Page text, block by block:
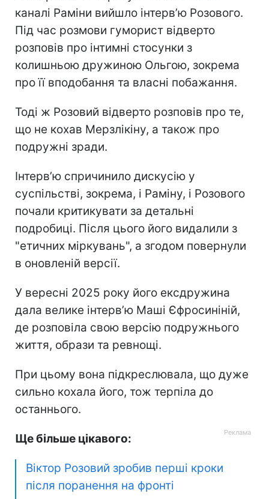
каналі Раміни вийшло інтерв’ю Розового.
Під час розмови гуморист відверто
розповів про інтимні стосунки з
колишньою дружиною Ольгою, зокрема
про її вподобання та власні побажання.
Тоді ж Розовий відверто розповів про те,
що не кохав Мерзлікіну, а також про
подружні зради.
Інтерв’ю спричинило дискусію у
суспільстві, зокрема, і Раміну, і Розового
почали критикувати за детальні
подробиці. Після цього його видалили з
"етичних міркувань", а згодом повернули
в оновленій версії.
У вересні 2025 року його ексдружина
дала велике інтерв’ю Маші Єфросиніній,
де розповіла свою версію подружнього
життя, образи та ревнощі.
При цьому вона підкреслювала, що дуже
сильно кохала його, тож терпіла до
останнього.
Ще більше цікавого:
Віктор Розовий зробив перші кроки
після поранення на фронті